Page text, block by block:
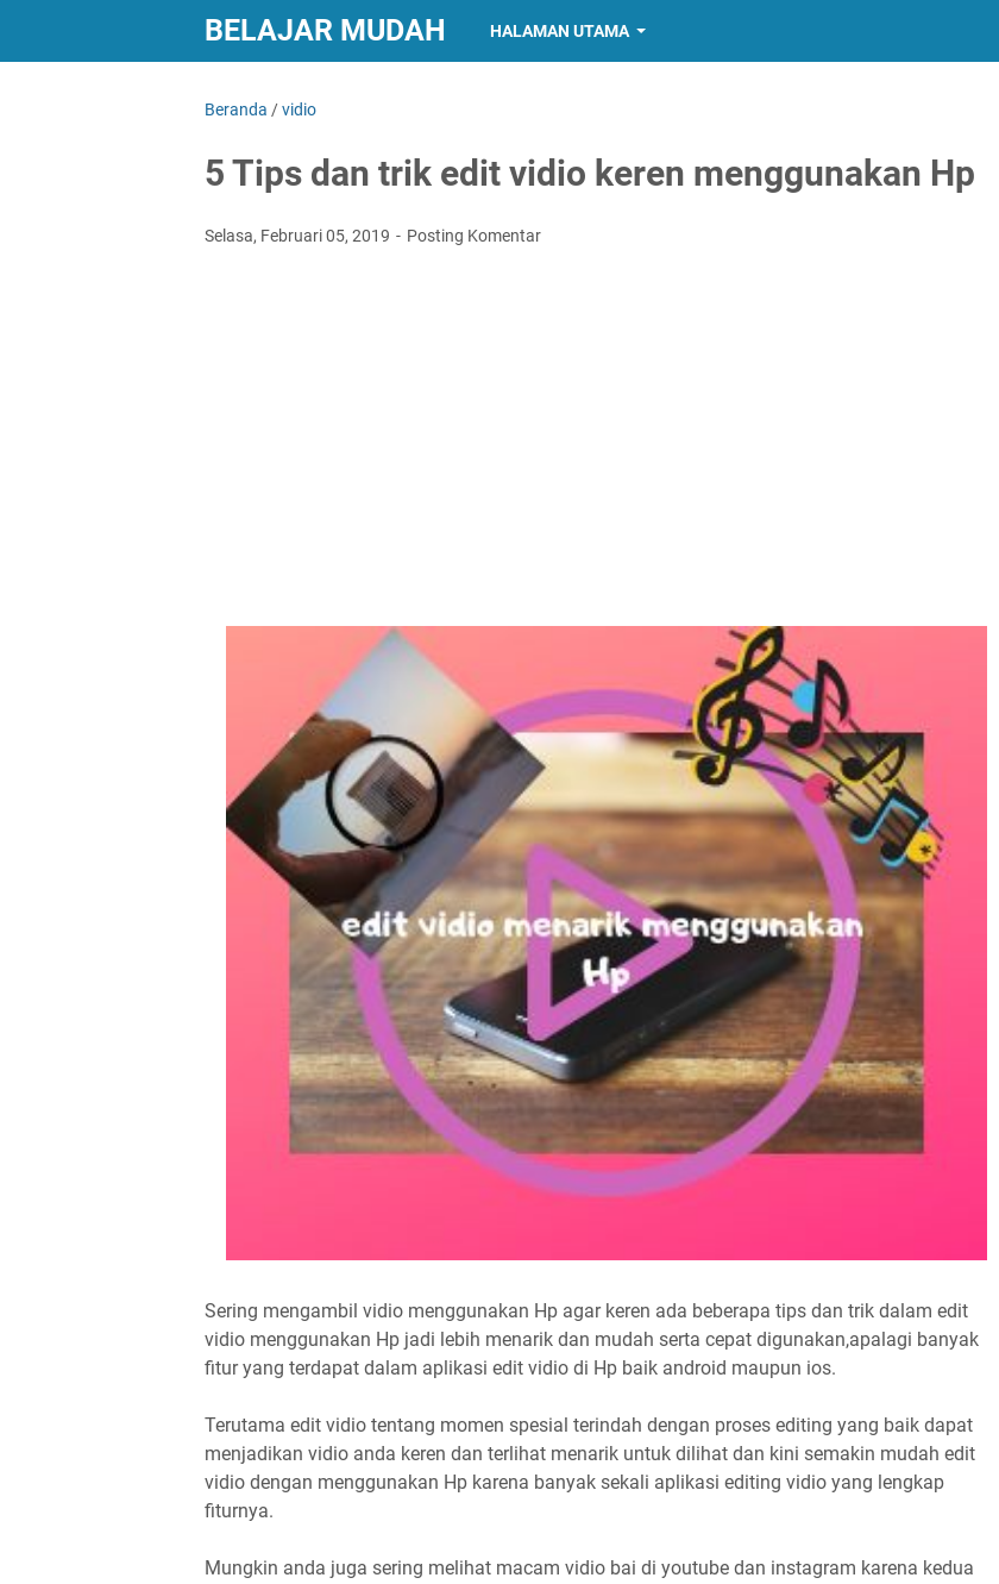
BELAJAR MUDAH HALAMAN UTAMA
Beranda /vidio
5 Tips dan trik edit vidio keren menggunakan Hp
Selasa, Februari 05, 2019 Posting Komentar
Sering mengambil vidio menggunakan Hp agar keren ada beberapa tips dan trik dalam edit
vidio menggunakan Hp jadi lebih menarik dan mudah serta cepat digunakan,apalagi banyak
fitur yang terdapat dalam aplikasi edit vidio di Hp baik android maupun ios.
Terutama edit vidio tentang momen spesial terindah dengan proses editing yang baik dapat
menjadikan vidio anda keren dan terlihat menarik untuk dilihat dan kini semakin mudah edit
vidio dengan menggunakan Hp karena banyak sekali aplikasi editing vidio yang lengkap
fiturnya.
Mungkin anda juga sering melihat macam vidio bai di youtube dan instagram karena kedua